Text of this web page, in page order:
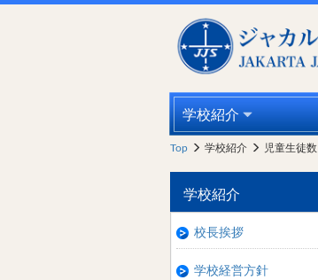
学校紹介
Top 学校紹介 児童生徒数
学校紹介
校長挨拶
学校経営方針